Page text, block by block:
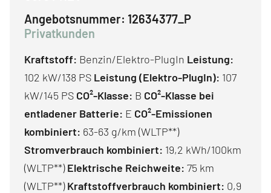
Angebotsnummer: 12634377_P
Privatkunden
Kraftstoff: Benzin/Elektro-PlugIn Leistung:
102 kW/138 PS Leistung (Elektro-PlugIn): 107
kW/145 PS CO²-Klasse: B CO²-Klasse bei
entladener Batterie: E CO²-Emissionen
kombiniert: 63-63 g/km (WLTP**)
Stromverbrauch kombiniert: 19,2 kWh/100km
(WLTP**)Elektrische Reichweite: 75 km
(WLTP**)Kraftstoffverbrauch kombiniert: 0,9